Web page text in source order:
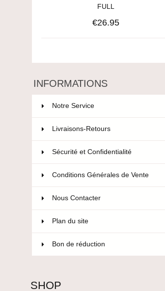
FULL
€26.95
INFORMATIONS
Notre Service
Livraisons-Retours
Sécurité et Confidentialité
Conditions Générales de Vente
Nous Contacter
Plan du site
Bon de réduction
SHOP